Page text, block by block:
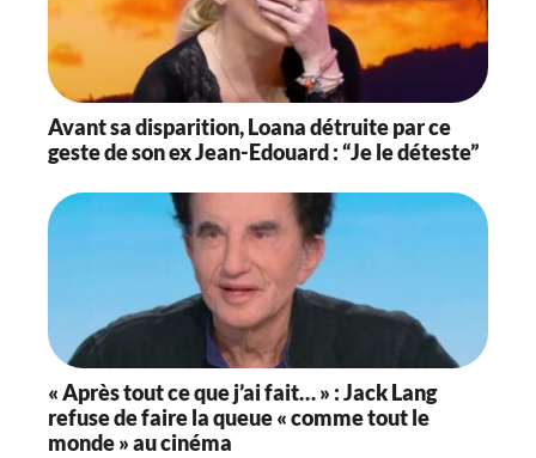
Avant sa disparition, Loana détruite par ce
geste de son ex Jean-Edouard : “Je le déteste”
« Après tout ce que j’ai fait… » : Jack Lang
refuse de faire la queue « comme tout le
monde » au cinéma